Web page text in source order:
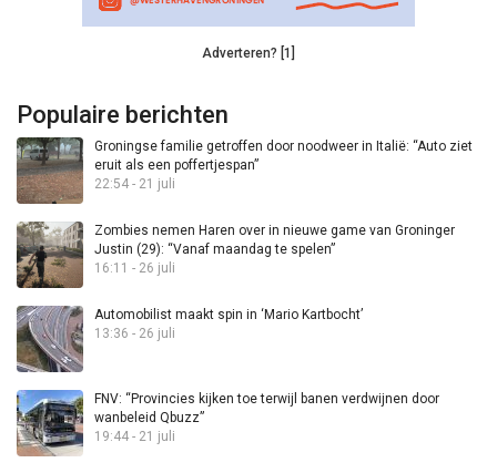
Adverteren? [1]
Populaire berichten
Groningse familie getroffen door noodweer in Italië: “Auto ziet
eruit als een poffertjespan”
22:54 - 21 juli
Zombies nemen Haren over in nieuwe game van Groninger
Justin (29): “Vanaf maandag te spelen”
16:11 - 26 juli
Automobilist maakt spin in ‘Mario Kartbocht’
13:36 - 26 juli
FNV: “Provincies kijken toe terwijl banen verdwijnen door
wanbeleid Qbuzz”
19:44 - 21 juli